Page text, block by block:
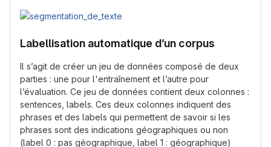
Labellisation automatique d’un corpus
Il s’agit de créer un jeu de données composé de deux
parties : une pour l'entraînement et l’autre pour
l’évaluation. Ce jeu de données contient deux colonnes :
sentences, labels. Ces deux colonnes indiquent des
phrases et des labels qui permettent de savoir si les
phrases sont des indications géographiques ou non
(label 0 : pas géographique, label 1 : géographique)